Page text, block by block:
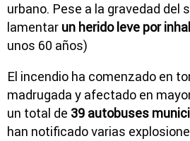
urbano. Pese a la gravedad del
lamentar un herido leve por
unos 60 años)
El incendio ha comenzado en
madrugada y afectado en
un total de 39 autobuses
han notificado varias